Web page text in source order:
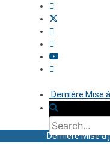
Dernière Mise
Dernière Mise à